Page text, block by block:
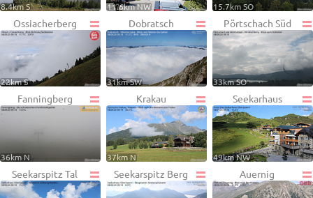
8.4km S 11.6km NW 15.7km SO
Ossiacherberg
22km S
Dobratsch
31km SW
Pörtschach Süd
33km SO
Fanningberg
36km N
Krakau
37km N
Seekarhaus
49km NW
Seekarspitz Tal Seekarspitz Berg Auernig